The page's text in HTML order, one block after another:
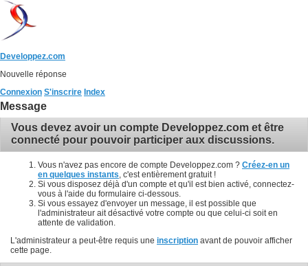
Developpez.com
Nouvelle réponse
Connexion S'inscrire Index
Message
Vous devez avoir un compte Developpez.com et être
connecté pour pouvoir participer aux discussions.
Vous n'avez pas encore de compte Developpez.com ? Créez-en un
en quelques instants , c'est entièrement gratuit !
Si vous disposez déjà d'un compte et qu'il est bien activé, connectez-
vous à l'aide du formulaire ci-dessous.
Si vous essayez d'envoyer un message, il est possible que
l'administrateur ait désactivé votre compte ou que celui-ci soit en
attente de validation.
L'administrateur a peut-être requis une inscription avant de pouvoir afficher
cette page.